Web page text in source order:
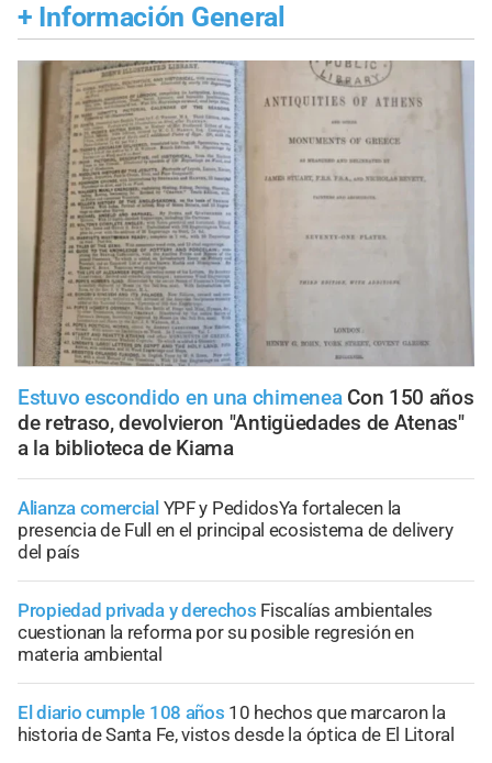
+ Información General
Estuvo escondido en una chimenea Con 150 años
de retraso, devolvieron "Antigüedades de Atenas"
a la biblioteca de Kiama
Alianza comercial YPF y PedidosYa fortalecen la
presencia de Full en el principal ecosistema de delivery
del país
Propiedad privada y derechos Fiscalías ambientales
cuestionan la reforma por su posible regresión en
materia ambiental
El diario cumple 108 años 10 hechos que marcaron la
historia de Santa Fe, vistos desde la óptica de El Litoral